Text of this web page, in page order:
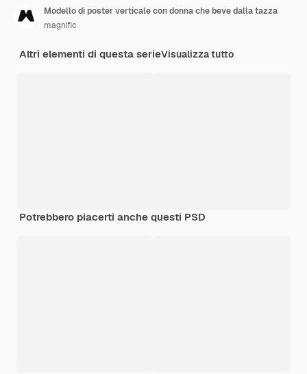
Modello di poster verticale con donna che beve dalla tazza
magnific
Altri elementi di questa serieVisualizza tutto
Potrebbero piacerti anche questi PSD